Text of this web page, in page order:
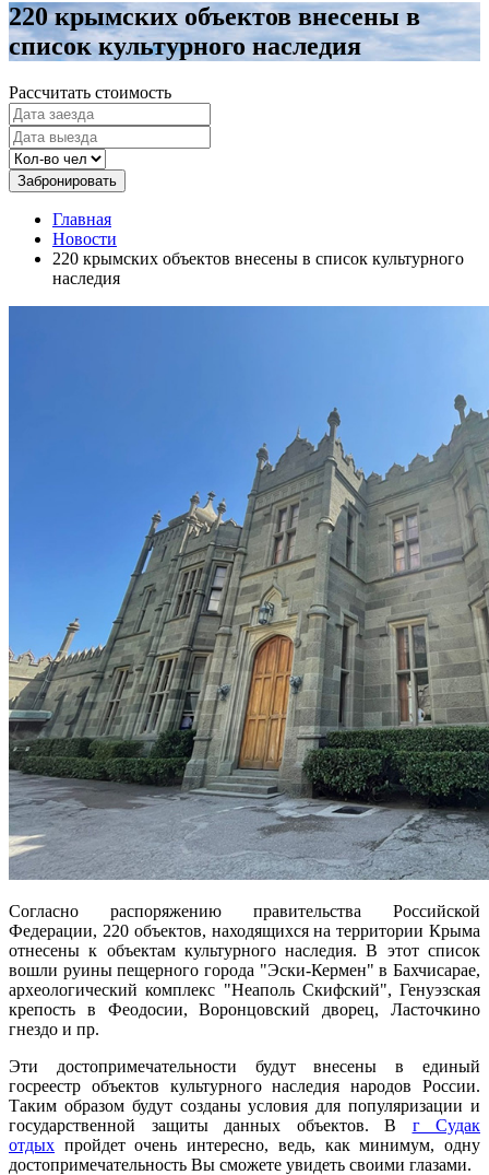
220 крымских объектов внесены в
список культурного наследия
Рассчитать стоимость
Забронировать
Главная
Новости
220 крымских объектов внесены в список культурного
наследия
Согласно распоряжению правительства Российской
Федерации, 220 объектов, находящихся на территории Крыма
отнесены к объектам культурного наследия. В этот список
вошли руины пещерного города "Эски-Кермен" в Бахчисарае,
археологический комплекс "Неаполь Скифский", Генуэзская
крепость в Феодосии, Воронцовский дворец, Ласточкино
гнездо и пр.
Эти достопримечательности будут внесены в единый
госреестр объектов культурного наследия народов России.
Таким образом будут созданы условия для популяризации и
государственной защиты данных объектов. В г Судак
отдых пройдет очень интересно, ведь, как минимум, одну
достопримечательность Вы сможете увидеть своими глазами.